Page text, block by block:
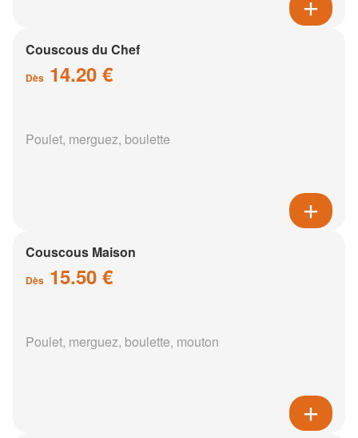
Couscous du Chef
Dès 14.20 €
Poulet, merguez, boulette
Couscous Maison
Dès 15.50 €
Poulet, merguez, boulette, mouton